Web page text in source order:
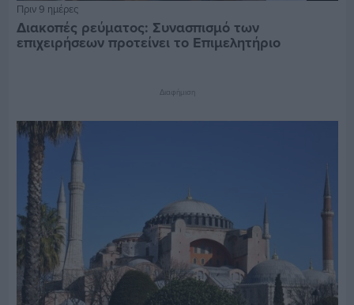
Πριν 9 ημέρες
Διακοπές ρεύματος: Συνασπισμό των
επιχειρήσεων προτείνει το Επιμελητήριο
Διαφήμιση